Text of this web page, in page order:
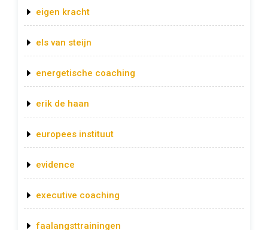
eigen kracht
els van steijn
energetische coaching
erik de haan
europees instituut
evidence
executive coaching
faalangsttrainingen